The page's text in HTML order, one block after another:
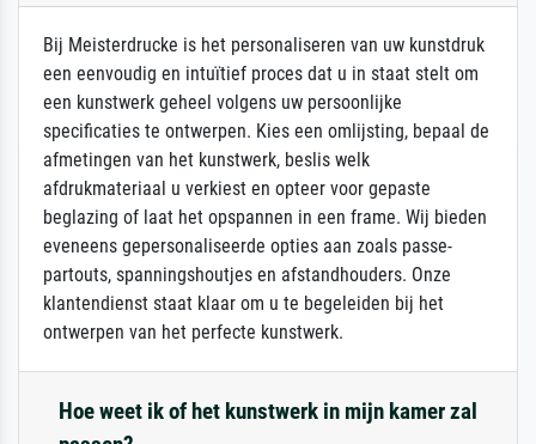
Bij Meisterdrucke is het personaliseren van uw kunstdruk
een eenvoudig en intuïtief proces dat u in staat stelt om
een kunstwerk geheel volgens uw persoonlijke
specificaties te ontwerpen. Kies een omlijsting, bepaal de
afmetingen van het kunstwerk, beslis welk
afdrukmateriaal u verkiest en opteer voor gepaste
beglazing of laat het opspannen in een frame. Wij bieden
eveneens gepersonaliseerde opties aan zoals passe-
partouts, spanningshoutjes en afstandhouders. Onze
klantendienst staat klaar om u te begeleiden bij het
ontwerpen van het perfecte kunstwerk.
Hoe weet ik of het kunstwerk in mijn kamer zal